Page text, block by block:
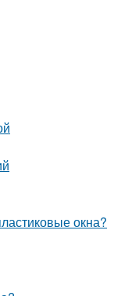
окна?